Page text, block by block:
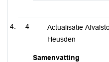
4
Actualisatie
Heusden
Samenvatting